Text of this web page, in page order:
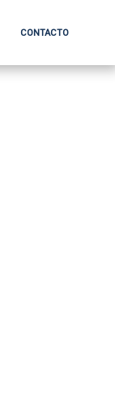
CONTACTO